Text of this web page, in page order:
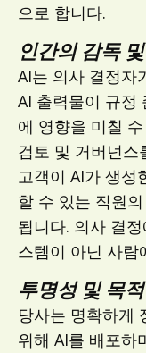
으로 합니다.
인간의 감독
AI는 의사 결정자
AI 출력물이 규정
에 영향을 미칠
검토 및 거버넌스
고객이 AI가 생성
할 수 있는 직원
됩니다. 의사 결
스템이 아닌 사람
투명성 및 목
당사는 명확하게
위해 AI를 배포하